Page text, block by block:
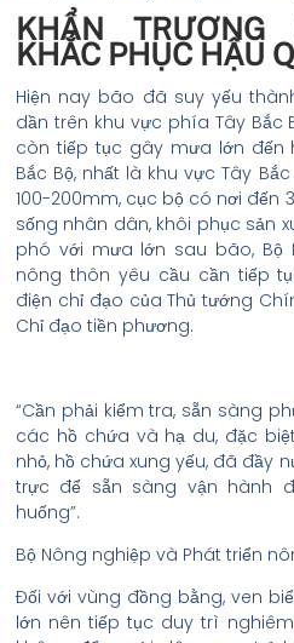
KHẨN
KHẮC PHỤC HẬU
Hiện nay bão đã suy yếu
dần trên khu vực phía Tây Bắc
còn tiếp tục gây mưa lớn
Bắc Bộ, nhất là khu vực Tây
100-200mm, cục bộ có nơi đến
sống nhân dân, khôi phục sản
phó với mưa lớn sau bão, Bộ
nông thôn yêu cầu cần tiếp
điện chỉ đạo của Thủ tướng
Chỉ đạo tiền phương.
“Cần phải kiểm tra, sẵn sàng
các hồ chứa và hạ du, đặc
nhỏ, hồ chứa xung yếu, đã đầy
trực để sẵn sàng vận hành
huống”.
Bộ Nông nghiệp và Phát triển
Đối với vùng đồng bằng, ven
lớn nên tiếp tục duy trì